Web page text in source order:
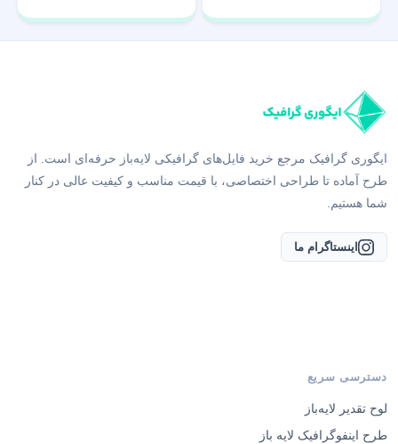
ایگوری گرافیک مرجع خرید فایل‌های گرافیکی لایه‌باز حرفه‌ای است. از
طرح آماده تا طراحی اختصاصی، با قیمت مناسب و کیفیت عالی در کنار
شما هستیم.
اینستاگرام ما
دسترسی سریع
لوح تقدیر لایه‌باز
طرح اینفوگرافیک لایه باز